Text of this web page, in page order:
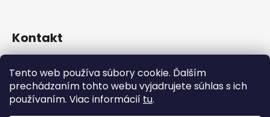
Tento web používa súbory cookie. Ďalším
prechádzaním tohto webu vyjadrujete súhlas s ich
používaním. Viac informácií tu.
Kontakt
martinec_fashion